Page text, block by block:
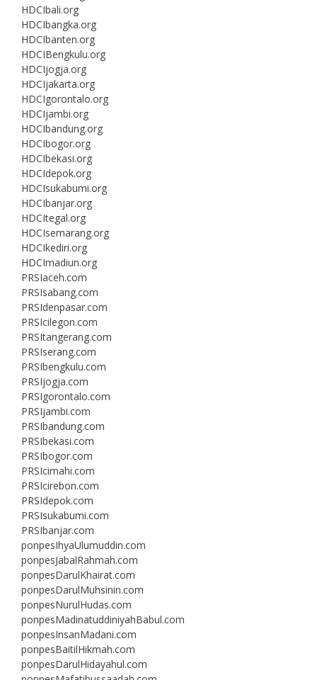
HDCIbali.org
HDCIbangka.org
HDCIbanten.org
HDCIBengkulu.org
HDCIjogja.org
HDCIjakarta.org
HDCIgorontalo.org
HDCIjambi.org
HDCIbandung.org
HDCIbogor.org
HDCIbekasi.org
HDCIdepok.org
HDCIsukabumi.org
HDCIbanjar.org
HDCItegal.org
HDCIsemarang.org
HDCIkediri.org
HDCImadiun.org
PRSIaceh.com
PRSIsabang.com
PRSIdenpasar.com
PRSIcilegon.com
PRSItangerang.com
PRSIserang.com
PRSIbengkulu.com
PRSIjogja.com
PRSIgorontalo.com
PRSIjambi.com
PRSIbandung.com
PRSIbekasi.com
PRSIbogor.com
PRSIcimahi.com
PRSIcirebon.com
PRSIdepok.com
PRSIsukabumi.com
PRSIbanjar.com
ponpesIhyaUlumuddin.com
ponpesJabalRahmah.com
ponpesDarulKhairat.com
ponpesDarulMuhsinin.com
ponpesNurulHudas.com
ponpesMadinatuddiniyahBabul.com
ponpesInsanMadani.com
ponpesBaitilHikmah.com
ponpesDarulHidayahul.com